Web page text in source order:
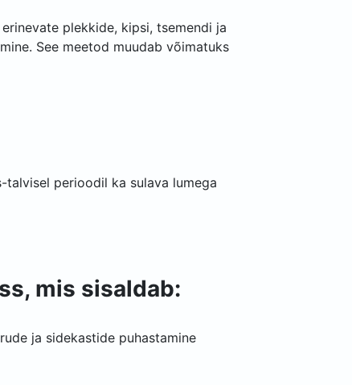
plekkide, kipsi, tsemendi ja
See meetod muudab võimatuks
talvisel perioodil ka sulava lumega
mis sisaldab:
ja sidekastide puhastamine